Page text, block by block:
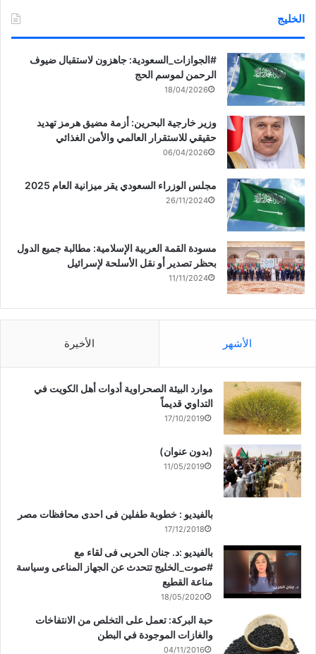
الخليج
‏‎#الجوازات_السعودية: جاهزون لاستقبال ضيوف
الرحمن لموسم الحج
18/04/2026
وزير خارجية البحرين: أزمة مضيق هرمز تهديد
حقيقي للاستقرار العالمي والأمن الغذائي
06/04/2026
مجلس الوزراء السعودي يقر ميزانية العام 2025
26/11/2024
مسودة القمة العربية الإسلامية: مطالبة جميع الدول
بحظر تصدير أو نقل الأسلحة لإسرائيل
11/11/2024
الأشهر الأخيرة
موارد البيئة الصحراوية أدوات أهل الكويت في
التداوي قديماً
17/10/2019
(بدون عنوان)
11/05/2019
بالفيديو : خطوبة طفلين فى احدى محافظات مصر
17/12/2018
بالفيديو :د. جنان الحربى فى لقاء مع
#صوت_الخليج تتحدث عن الجهاز المناعى وسياسة
مناعة القطيع
18/05/2020
حبة البركة: تعمل على التخلص من الانتفاخات
والغازات الموجودة في البطن
04/11/2016